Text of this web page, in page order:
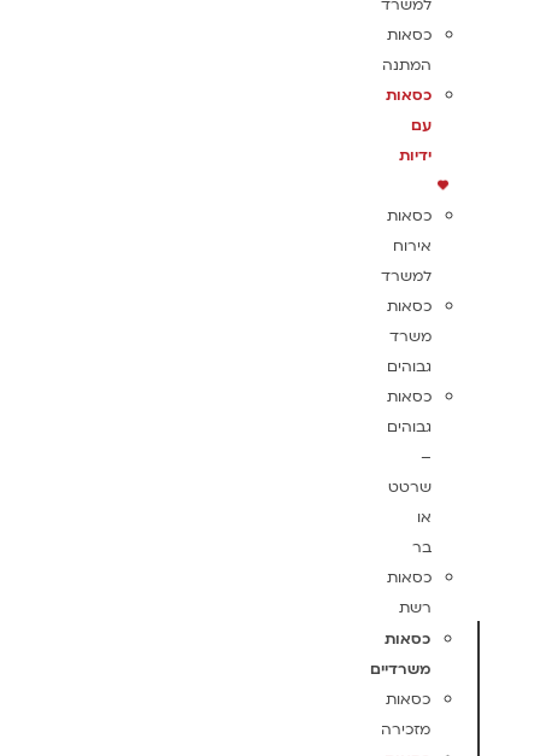
למשרד
כסאות
המתנה
כסאות
עם
ידיות
כסאות
אירוח
למשרד
כסאות
משרד
גבוהים
כסאות
גבוהים
–
שרטט
או
בר
כסאות
רשת
כסאות
משרדיים
כסאות
מזכירה